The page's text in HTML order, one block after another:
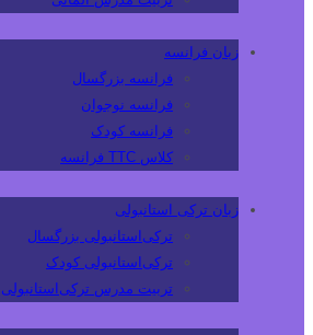
زبان فرانسه
فرانسه بزرگسال
فرانسه نوجوان
فرانسه کودک
کلاس TTC فرانسه
زبان ترکی استانبولی
ترکی‌استانبولی بزرگسال
ترکی‌استانبولی کودک
تربیت مدرس ترکی‌استانبولی